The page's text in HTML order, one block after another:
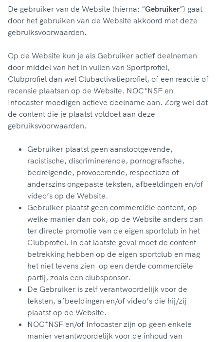
De gebruiker van de Website (hierna: “Gebruiker”) gaat
door het gebruiken van de Website akkoord met deze
gebruiksvoorwaarden.
Op de Website kun je als Gebruiker actief deelnemen
door middel van het in vullen van Sportprofiel,
Clubprofiel dan wel Clubactivatieprofiel, of een reactie of
recensie plaatsen op de Website. NOC*NSF en
Infocaster moedigen actieve deelname aan. Zorg wel dat
de content die je plaatst voldoet aan deze
gebruiksvoorwaarden.
Gebruiker plaatst geen aanstootgevende,
racistische, discriminerende, pornografische,
bedreigende, provocerende, respectloze of
anderszins ongepaste teksten, afbeeldingen en/of
video’s op de Website.
Gebruiker plaatst geen commerciële content, op
welke manier dan ook, op de Website anders dan
ter directe promotie van de eigen sportclub in het
Clubprofiel. In dat laatste geval moet de content
betrekking hebben op de eigen sportclub en mag
het niet tevens zien op een derde commerciële
partij, zoals een clubsponsor.
De Gebruiker is zelf verantwoordelijk voor de
teksten, afbeeldingen en/of video’s die hij/zij
plaatst op de Website.
NOC*NSF en/of Infocaster zijn op geen enkele
manier verantwoordelijk voor de inhoud van